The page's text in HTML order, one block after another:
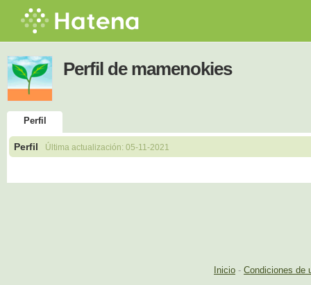
Perfil de mamenokies
Perfil
Perfil Última actualización: 05-11-2021
Inicio - Condiciones de